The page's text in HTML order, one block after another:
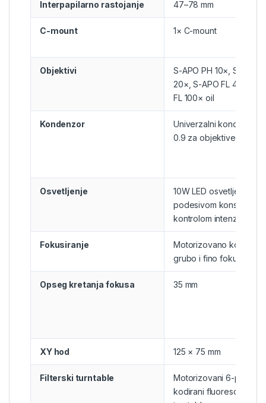
Interpapilarno rastojanje 47–78 mm
C-mount 1× C-mount
Objektivi
S-APO PH 10×, S-APO
20×, S-APO FL 40×, S-
FL 100× oil
Kondenzor
Univerzalni kondenzor
0.9 za objektive 1–100×
Osvetljenje
10W LED osvetljenje sa
podesivom
kontrolom intenziteta
Fokusiranje
Motorizovano
grubo i fino fokusiranje
Opseg kretanja fokusa 35 mm
XY hod 125 × 75 mm
Filterski turntable
Motorizovani 6-
kodirani fluorescentni